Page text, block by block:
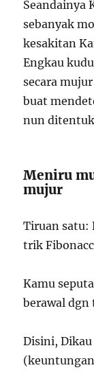
Seandainya
sebanyak
kesakitan
Engkau
secara
buat
nun
Meniru
mujur
Tiruan satu:
trik
Kamu
berawal dgn
Disini,